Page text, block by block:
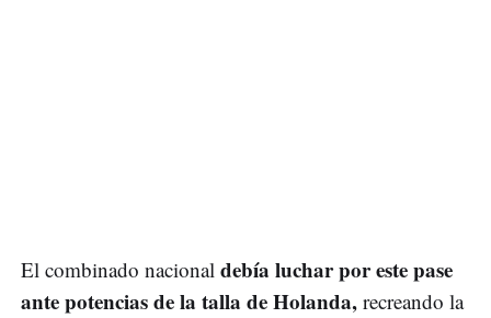
El combinado nacional debía luchar por este pase
ante potencias de la talla de Holanda, recreando la